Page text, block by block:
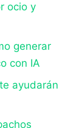
ocio y
generar
con IA
ayudarán